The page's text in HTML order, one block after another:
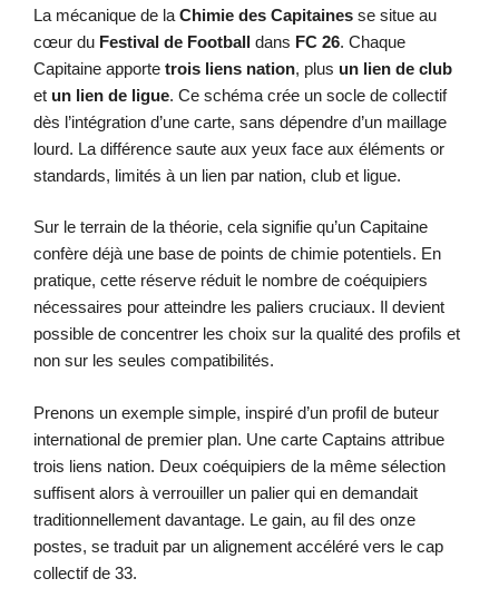
La mécanique de la Chimie des Capitaines se situe au
cœur du Festival de Football dans FC 26. Chaque
Capitaine apporte trois liens nation, plus un lien de club
et un lien de ligue. Ce schéma crée un socle de collectif
dès l’intégration d’une carte, sans dépendre d’un maillage
lourd. La différence saute aux yeux face aux éléments or
standards, limités à un lien par nation, club et ligue.
Sur le terrain de la théorie, cela signifie qu’un Capitaine
confère déjà une base de points de chimie potentiels. En
pratique, cette réserve réduit le nombre de coéquipiers
nécessaires pour atteindre les paliers cruciaux. Il devient
possible de concentrer les choix sur la qualité des profils et
non sur les seules compatibilités.
Prenons un exemple simple, inspiré d’un profil de buteur
international de premier plan. Une carte Captains attribue
trois liens nation. Deux coéquipiers de la même sélection
suffisent alors à verrouiller un palier qui en demandait
traditionnellement davantage. Le gain, au fil des onze
postes, se traduit par un alignement accéléré vers le cap
collectif de 33.